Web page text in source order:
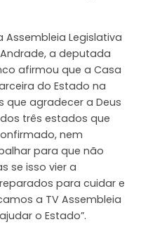
Legislativa
a deputada
afirmou que a Casa
do Estado na
que agradecer a Deus
três estados que
nem
para que não
se isso vier a
para cuidar e
a TV Assembleia
o Estado”.